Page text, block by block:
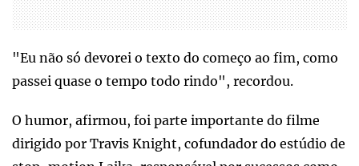
"Eu não só devorei o texto do começo ao fim, como
passei quase o tempo todo rindo", recordou.
O humor, afirmou, foi parte importante do filme
dirigido por Travis Knight, cofundador do estúdio de